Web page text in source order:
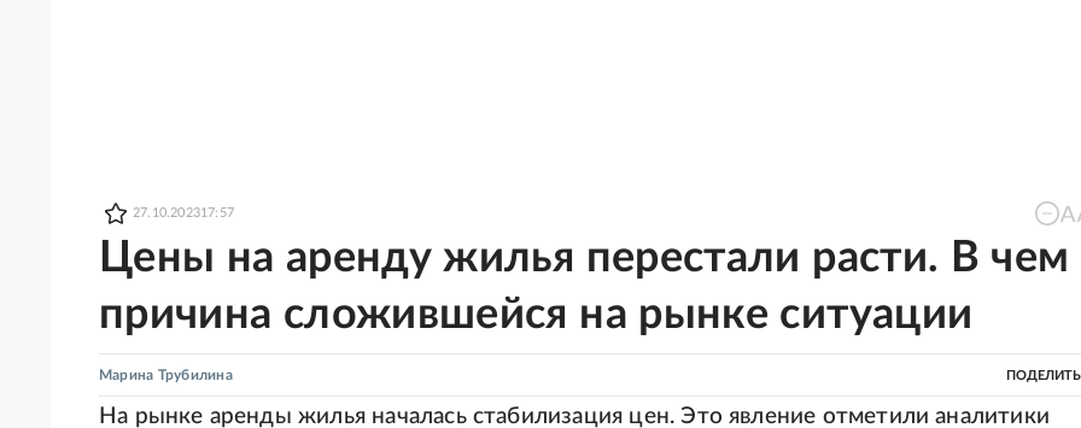
27.10.202317:57
Цены на аренду жилья перестали расти. В чем
причина сложившейся на рынке ситуации
Марина Трубилина
На рынке аренды жилья началась стабилизация цен. Это явление отметили аналитики